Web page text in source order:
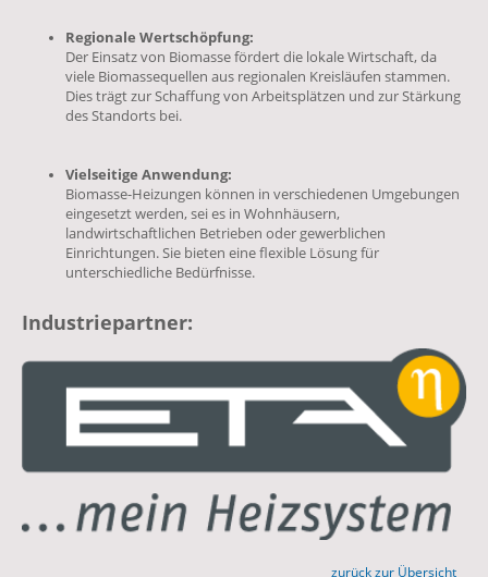
Regionale Wertschöpfung:
Der Einsatz von Biomasse fördert die lokale Wirtschaft, da
viele Biomassequellen aus regionalen Kreisläufen stammen.
Dies trägt zur Schaffung von Arbeitsplätzen und zur Stärkung
des Standorts bei.
Vielseitige Anwendung:
Biomasse-Heizungen können in verschiedenen Umgebungen
eingesetzt werden, sei es in Wohnhäusern,
landwirtschaftlichen Betrieben oder gewerblichen
Einrichtungen. Sie bieten eine flexible Lösung für
unterschiedliche Bedürfnisse.
Industriepartner:
zurück zur Übersicht